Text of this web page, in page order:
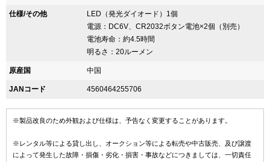
仕様/その他
LED（発光ダイオード）1個
電源：DC6V、CR2032ボタン電池×2個（別売）
電池寿命：約4.5時間
明るさ：20ルーメン
原産国 中国
JANコード 4560464255706
※製品改良のため外観および仕様は、予告なく変更することがあります。
※レンタル等による貸し出し、オークション等による転売や中古販売、及び譲渡
によって発生した故障・損傷・劣化・損害・事故などにつきましては、一切責任